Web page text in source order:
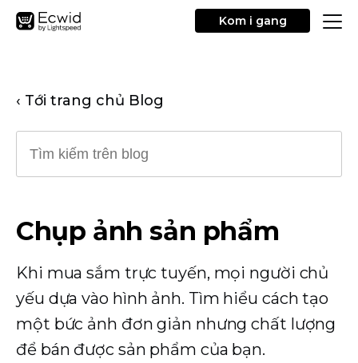
Kom i gang
‹ Tới trang chủ Blog
Chụp ảnh sản phẩm
Khi mua sắm trực tuyến, mọi người chủ
yếu dựa vào hình ảnh. Tìm hiểu cách tạo
một bức ảnh đơn giản nhưng chất lượng
để bán được sản phẩm của bạn.